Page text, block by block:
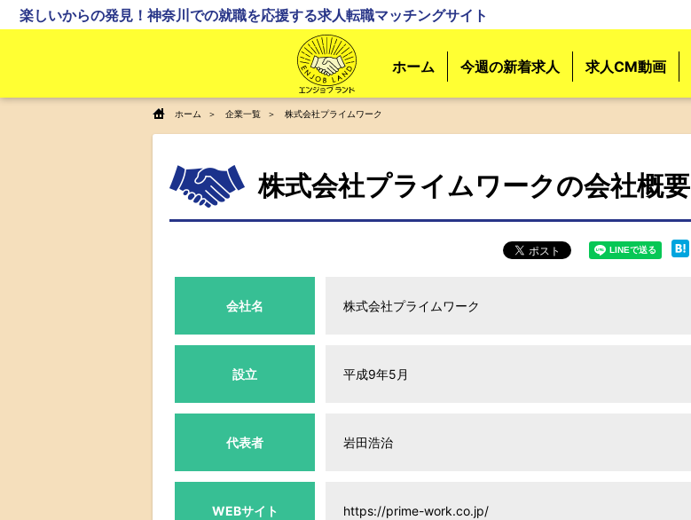
ホーム 今週の新着求人 求人CM動画
楽しいからの発見！神奈川での就職を応援する求人転職マッチングサイト
ホーム 企業一覧 株式会社プライムワーク
株式会社プライムワークの会社概要
会社名 株式会社プライムワーク
設立 平成9年5月
代表者 岩田浩治
WEBサイト https://prime-work.co.jp/